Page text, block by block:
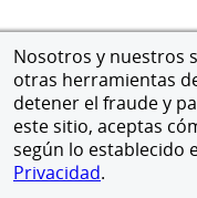
Nosotros y nuestros
otras herramientas
detener el fraude y
este sitio, aceptas
según lo establecido
Privacidad.